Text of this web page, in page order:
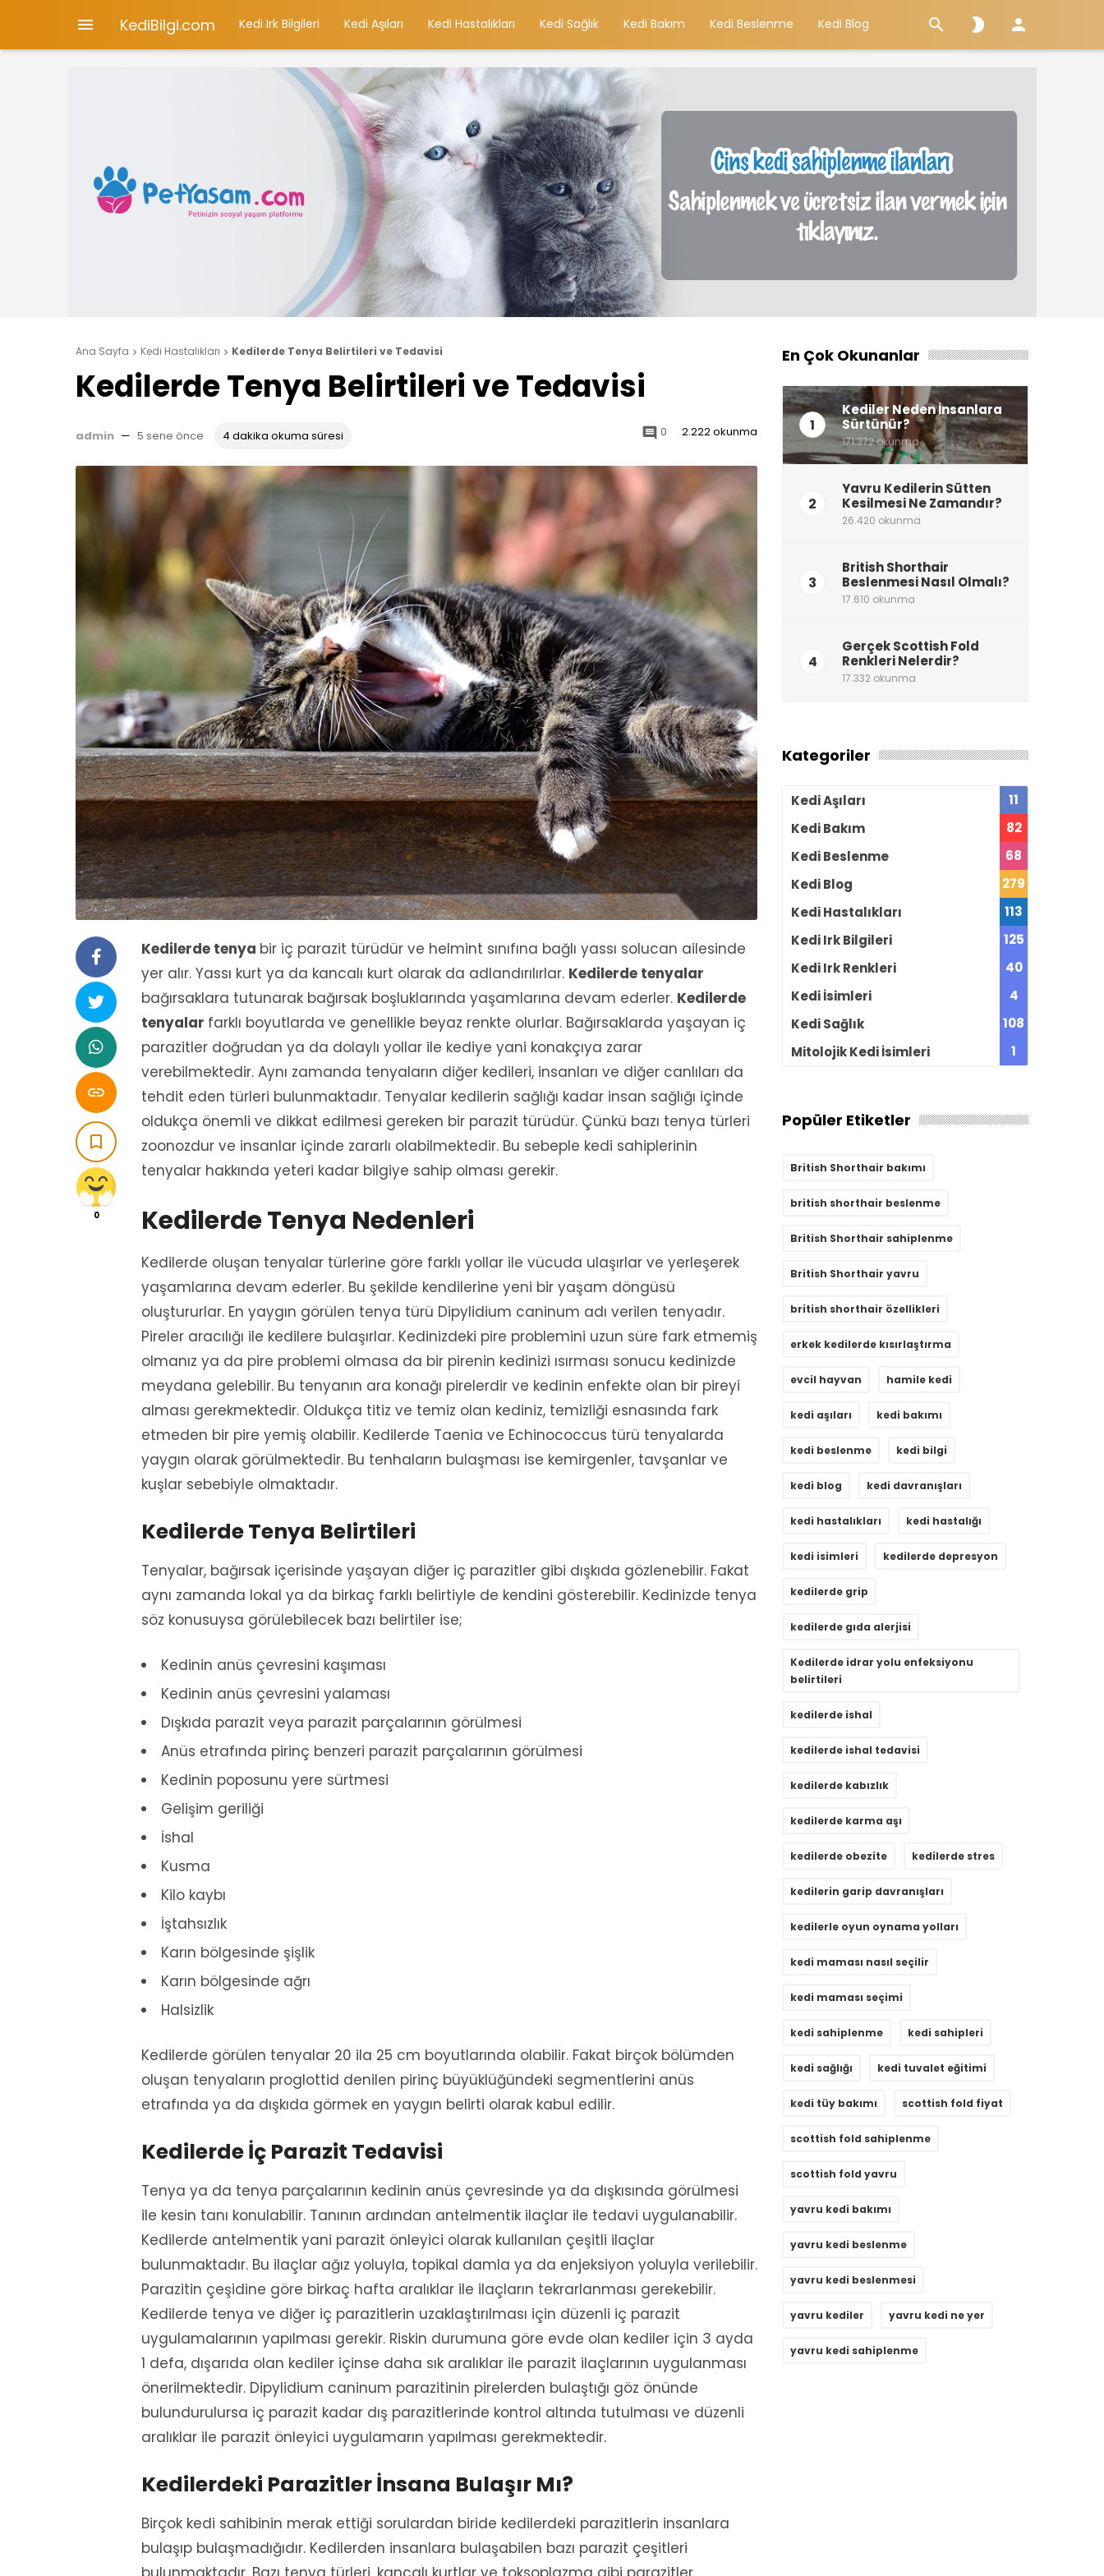
 KediBilgi.com Kedi Irk Bilgileri Kedi Aşıları Kedi Hastalıkları Kedi Sağlık Kedi Bakım Kedi Beslenme Kedi Blog   
Ana Sayfa  Kedi Hastalıkları  Kedilerde Tenya Belirtileri ve Tedavisi
Kedilerde Tenya Belirtileri ve Tedavisi
admin — 5 sene önce 4 dakika okuma süresi  0 2.222 okunma


0
Kedilerde tenya bir iç parazit türüdür ve helmint sınıfına bağlı yassı solucan ailesinde
yer alır. Yassı kurt ya da kancalı kurt olarak da adlandırılırlar. Kedilerde tenyalar
bağırsaklara tutunarak bağırsak boşluklarında yaşamlarına devam ederler. Kedilerde
tenyalar farklı boyutlarda ve genellikle beyaz renkte olurlar. Bağırsaklarda yaşayan iç
parazitler doğrudan ya da dolaylı yollar ile kediye yani konakçıya zarar
verebilmektedir. Aynı zamanda tenyaların diğer kedileri, insanları ve diğer canlıları da
tehdit eden türleri bulunmaktadır. Tenyalar kedilerin sağlığı kadar insan sağlığı içinde
oldukça önemli ve dikkat edilmesi gereken bir parazit türüdür. Çünkü bazı tenya türleri
zoonozdur ve insanlar içinde zararlı olabilmektedir. Bu sebeple kedi sahiplerinin
tenyalar hakkında yeteri kadar bilgiye sahip olması gerekir.
Kedilerde Tenya Nedenleri
Kedilerde oluşan tenyalar türlerine göre farklı yollar ile vücuda ulaşırlar ve yerleşerek
yaşamlarına devam ederler. Bu şekilde kendilerine yeni bir yaşam döngüsü
oluştururlar. En yaygın görülen tenya türü Dipylidium caninum adı verilen tenyadır.
Pireler aracılığı ile kedilere bulaşırlar. Kedinizdeki pire problemini uzun süre fark etmemiş
olmanız ya da pire problemi olmasa da bir pirenin kedinizi ısırması sonucu kedinizde
meydana gelebilir. Bu tenyanın ara konağı pirelerdir ve kedinin enfekte olan bir pireyi
alması gerekmektedir. Oldukça titiz ve temiz olan kediniz, temizliği esnasında fark
etmeden bir pire yemiş olabilir. Kedilerde Taenia ve Echinococcus türü tenyalarda
yaygın olarak görülmektedir. Bu tenhaların bulaşması ise kemirgenler, tavşanlar ve
kuşlar sebebiyle olmaktadır.
Kedilerde Tenya Belirtileri
Tenyalar, bağırsak içerisinde yaşayan diğer iç parazitler gibi dışkıda gözlenebilir. Fakat
aynı zamanda lokal ya da birkaç farklı belirtiyle de kendini gösterebilir. Kedinizde tenya
söz konusuysa görülebilecek bazı belirtiler ise;
Kedinin anüs çevresini kaşıması
Kedinin anüs çevresini yalaması
Dışkıda parazit veya parazit parçalarının görülmesi
Anüs etrafında pirinç benzeri parazit parçalarının görülmesi
Kedinin poposunu yere sürtmesi
Gelişim geriliği
İshal
Kusma
Kilo kaybı
İştahsızlık
Karın bölgesinde şişlik
Karın bölgesinde ağrı
Halsizlik
Kedilerde görülen tenyalar 20 ila 25 cm boyutlarında olabilir. Fakat birçok bölümden
oluşan tenyaların proglottid denilen pirinç büyüklüğündeki segmentlerini anüs
etrafında ya da dışkıda görmek en yaygın belirti olarak kabul edilir.
Kedilerde İç Parazit Tedavisi
Tenya ya da tenya parçalarının kedinin anüs çevresinde ya da dışkısında görülmesi
ile kesin tanı konulabilir. Tanının ardından antelmentik ilaçlar ile tedavi uygulanabilir.
Kedilerde antelmentik yani parazit önleyici olarak kullanılan çeşitli ilaçlar
bulunmaktadır. Bu ilaçlar ağız yoluyla, topikal damla ya da enjeksiyon yoluyla verilebilir.
Parazitin çeşidine göre birkaç hafta aralıklar ile ilaçların tekrarlanması gerekebilir.
Kedilerde tenya ve diğer iç parazitlerin uzaklaştırılması için düzenli iç parazit
uygulamalarının yapılması gerekir. Riskin durumuna göre evde olan kediler için 3 ayda
1 defa, dışarıda olan kediler içinse daha sık aralıklar ile parazit ilaçlarının uygulanması
önerilmektedir. Dipylidium caninum parazitinin pirelerden bulaştığı göz önünde
bulundurulursa iç parazit kadar dış parazitlerinde kontrol altında tutulması ve düzenli
aralıklar ile parazit önleyici uygulamarın yapılması gerekmektedir.
Kedilerdeki Parazitler İnsana Bulaşır Mı?
Birçok kedi sahibinin merak ettiği sorulardan biride kedilerdeki parazitlerin insanlara
bulaşıp bulaşmadığıdır. Kedilerden insanlara bulaşabilen bazı parazit çeşitleri
En Çok Okunanlar
1
Kediler Neden İnsanlara
Sürtünür?
171.372 okunma
2
Yavru Kedilerin Sütten
Kesilmesi Ne Zamandır?
26.420 okunma
3
British Shorthair
Beslenmesi Nasıl Olmalı?
17.610 okunma
4
Gerçek Scottish Fold
Renkleri Nelerdir?
17.332 okunma
Kategoriler
Kedi Aşıları
11
Kedi Bakım
82
Kedi Beslenme
68
Kedi Blog
279
Kedi Hastalıkları
113
Kedi Irk Bilgileri
125
Kedi Irk Renkleri
40
Kedi İsimleri
4
Kedi Sağlık
108
Mitolojik Kedi İsimleri
1
Popüler Etiketler
British Shorthair bakımı
british shorthair beslenme
British Shorthair sahiplenme
British Shorthair yavru
british shorthair özellikleri
erkek kedilerde kısırlaştırma
evcil hayvan hamile kedi
kedi aşıları kedi bakımı
kedi beslenme kedi bilgi
kedi blog kedi davranışları
kedi hastalıkları kedi hastalığı
kedi isimleri kedilerde depresyon
kedilerde grip
kedilerde gıda alerjisi
Kedilerde idrar yolu enfeksiyonu
belirtileri
kedilerde ishal
kedilerde ishal tedavisi
kedilerde kabızlık
kedilerde karma aşı
kedilerde obezite kedilerde stres
kedilerin garip davranışları
kedilerle oyun oynama yolları
kedi maması nasıl seçilir
kedi maması seçimi
kedi sahiplenme kedi sahipleri
kedi sağlığı kedi tuvalet eğitimi
kedi tüy bakımı scottish fold fiyat
scottish fold sahiplenme
scottish fold yavru
yavru kedi bakımı
yavru kedi beslenme
yavru kedi beslenmesi
yavru kediler yavru kedi ne yer
yavru kedi sahiplenme